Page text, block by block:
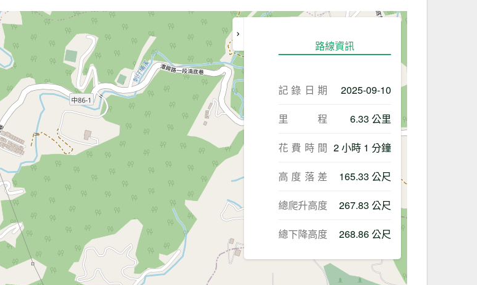
路線資訊
記錄日期 2025-09-10
里程 6.33 公里
花費時間 2 小時 1 分鐘
高度落差 165.33 公尺
總爬升高度 267.83 公尺
總下降高度 268.86 公尺